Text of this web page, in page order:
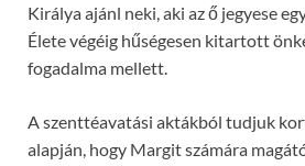
Királya ajánl neki, aki az ő jegyese
Élete végéig hűségesen kitartott
fogadalma mellett.
A szenttéavatási aktákból tudjuk
alapján, hogy Margit számára